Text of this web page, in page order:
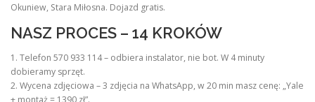
Okuniew, Stara Miłosna. Dojazd gratis.
NASZ PROCES – 14 KROKÓW
1. Telefon 570 933 114 – odbiera instalator, nie bot. W 4 minuty
dobieramy sprzęt.
2. Wycena zdjęciowa – 3 zdjęcia na WhatsApp, w 20 min masz cenę: „Yale
+ montaż = 1390 zł”.